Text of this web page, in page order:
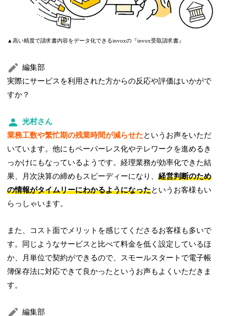
▲高い精度で請求書内容をデータ化できるinvoxの『invox受取請求書』
編集部
実際にサービスを利用された方からの反応や評価はいかがで
すか？
光村さん
業務工数や繁忙期の残業時間が減らせたというお声をいただ
いています。他にもペーパーレス化やテレワークを進めるき
っかけにもなっているようです。経理業務が効率化できた結
果、月次決算の締めもスピーディーになり、経営判断のため
の情報がタイムリーにわかるようになったというお客様もい
らっしゃいます。
また、コスト面でメリットを感じてくださるお客様も多いで
す。同じようなサービスと比べて料金を低く設定しているほ
か、月単位で契約ができるので、スモールスタートで電子帳
簿保存法に対応できて良かったというお声もよくいただきま
す。
編集部